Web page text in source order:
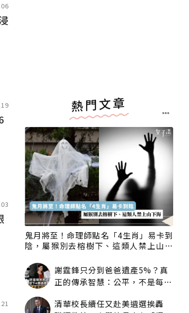
熱門文章
鬼月將至！命理師點名「4生肖」易卡到
陰，屬猴別去榕樹下、這類人禁上山下
謝霆鋒只分到爸爸遺產5%？真
正的傳承智慧：公平，不是每個
清華校長續任又赴美遴選挨轟